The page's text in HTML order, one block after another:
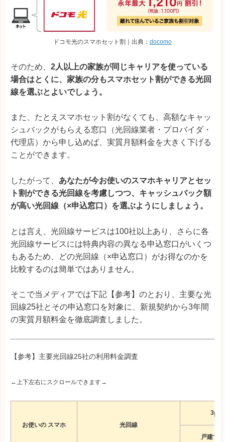
ドコモ光のスマホセット割｜出典： docomo
そのため、 2人以上の家族が同じキャリアを使っている
場合はとくに、家族の分もスマホセット割ができる光回
線を選ぶとよいでしょう。
また、たとえスマホセット割がなくても、高額なキャッ
シュバックがもらえる窓口（光回線業者・プロバイダ・
代理店）から申し込めば、実質月額料金を大きく下げる
ことができます。
したがって、 あなたが今お使いのスマホキャリアとセッ
ト割ができる光回線を考慮しつつ、キャッシュバック額
が高い光回線（×申込窓口）を選ぶようにしましょう。
とは言え、光回線サービスは100社以上あり、さらに各
光回線サービスには特典内容の異なる申込窓口がいくつ
もあるため、どの光回線（×申込窓口）がお得なのかを
比較するのは簡単ではありません。
そこで当メディアでは下記【参考】のとおり、主要な光
回線25社とその申込窓口を対象に、新規契約から3年間
の実質月額料金を徹底調査しました。
【参考】主要光回線25社の利用料金調査
←上下左右にスクロールできます→
お使いの スマホ 光回線
3年
戸建て